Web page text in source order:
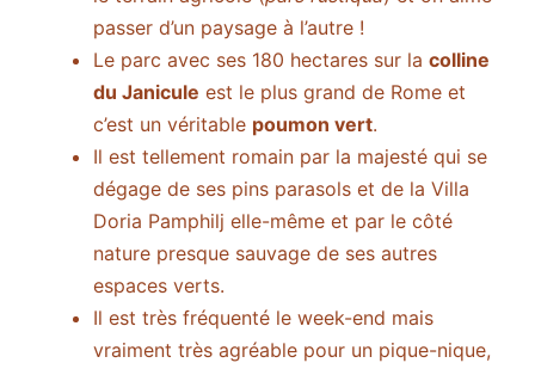
passer d’un paysage à l’autre !
Le parc avec ses 180 hectares sur la colline
du Janicule est le plus grand de Rome et
c’est un véritable poumon vert.
Il est tellement romain par la majesté qui se
dégage de ses pins parasols et de la Villa
Doria Pamphilj elle-même et par le côté
nature presque sauvage de ses autres
espaces verts.
Il est très fréquenté le week-end mais
vraiment très agréable pour un pique-nique,